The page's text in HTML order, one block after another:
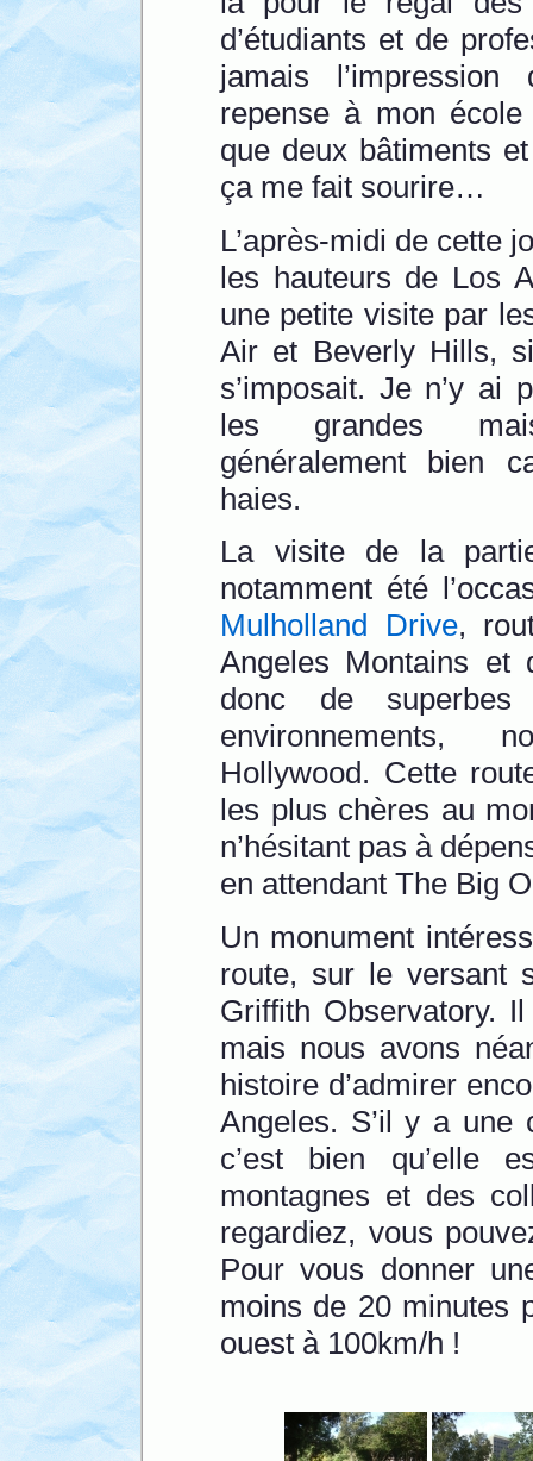
d’étudiants et de
jamais
repense à mon école
que deux bâtiments
ça me fait sourire…
L’après-midi de cette
les hauteurs de Los
une petite visite par
Air et Beverly Hills,
s’imposait. Je n’y ai
les grandes
généralement bien
haies.
La visite de la
notamment été
Mulholland Drive,
Angeles Montains et
donc de superbes
environnements,
Hollywood. Cette
les plus chères au
n’hésitant pas à
en attendant The Big
Un monument
route, sur le versant
Griffith Observatory.
mais nous avons
histoire d’admirer
Angeles. S’il y a une
c’est bien qu’elle
montagnes et des
regardiez, vous
Pour vous donner
moins de 20 minutes
ouest à 100km/h !